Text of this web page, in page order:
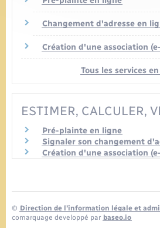
Changement d'adresse en
Création d'une association
Tous les services
ESTIMER, CALCULER,
Pré-plainte en ligne
Signaler son changement
Création d'une association
© Direction de l’information légale et
comarquage developpé par baseo.io